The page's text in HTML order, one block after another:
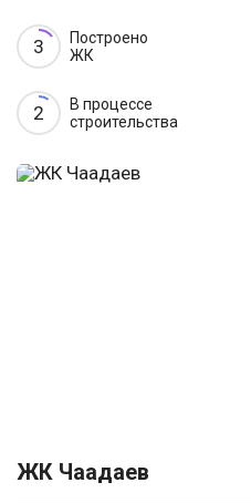
3
Построено
ЖК
2
В процессе
строительства
ЖК Чаадаев